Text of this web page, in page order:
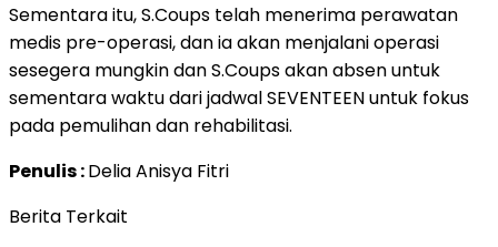
Sementara itu, S.Coups telah menerima perawatan
medis pre-operasi, dan ia akan menjalani operasi
sesegera mungkin dan S.Coups akan absen untuk
sementara waktu dari jadwal SEVENTEEN untuk fokus
pada pemulihan dan rehabilitasi.
Penulis :Delia Anisya Fitri
Berita Terkait